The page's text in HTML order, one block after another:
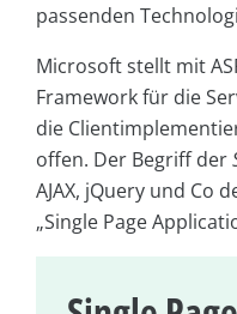
passenden
Microsoft stellt mit
Framework für die
die
offen. Der Begriff der
AJAX, jQuery und Co
„Single Page